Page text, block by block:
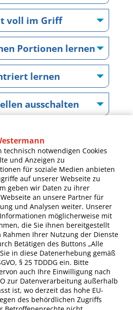
voll im Griff
Portionen lernen
lernen
ausschalten
proben
vor der
schriftlichen
mündlichen
notwendigen Cookies
und Anzeigen zu
für soziale Medien anbieten
auf unserer Webseite zu
geben wir Daten zu ihrer
an unsere Partner für
und Analysen weiter. Unserer
möglicherweise mit
die Sie ihnen bereitgestellt
Ihrer Nutzung der Dienste
Betätigen des Buttons „Alle
in diese Datenerhebung gemäß
§ 25 TDDDG ein. Bitte
auch Ihre Einwilligung nach
zur Datenverarbeitung außerhalb
ist, wo derzeit das hohe EU-
des behördlichen Zugriffs